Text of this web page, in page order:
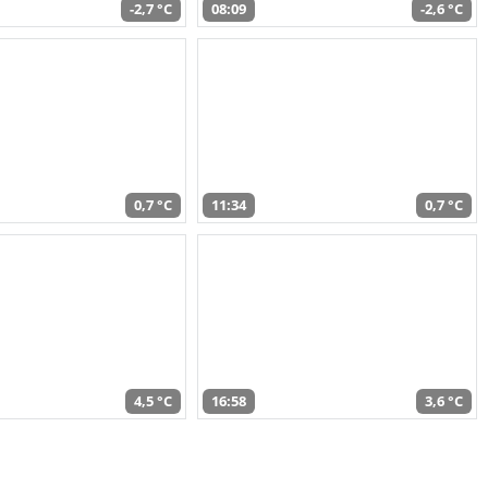
-2,7 °C 08:09 -2,6 °C
0,7 °C 11:34 0,7 °C
4,5 °C 16:58 3,6 °C